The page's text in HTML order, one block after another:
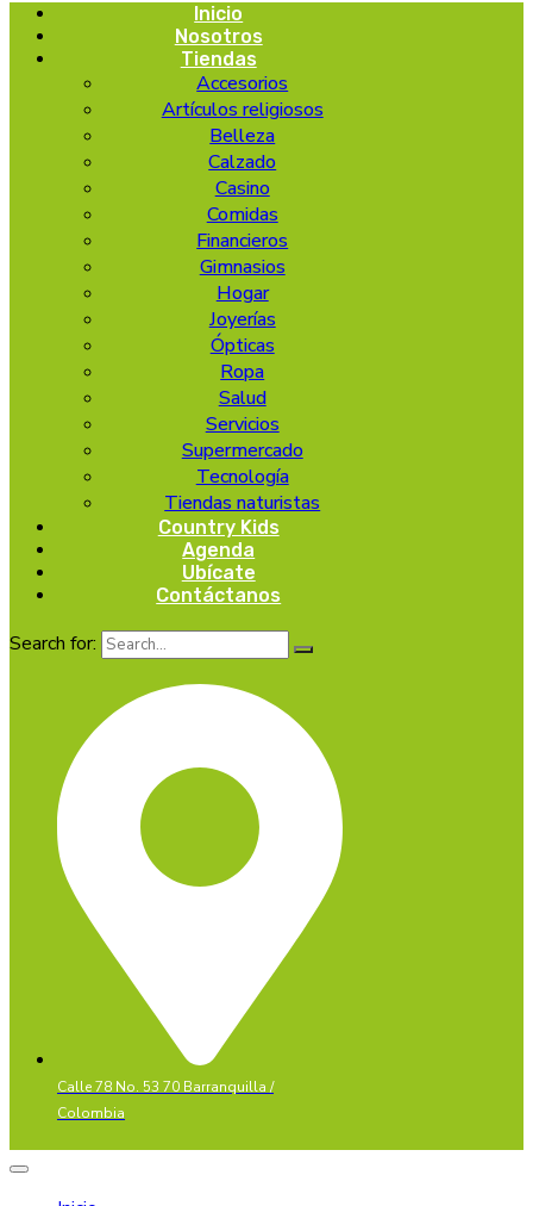
Inicio
Nosotros
Tiendas
Accesorios
Artículos religiosos
Belleza
Calzado
Casino
Comidas
Financieros
Gimnasios
Hogar
Joyerías
Ópticas
Ropa
Salud
Servicios
Supermercado
Tecnología
Tiendas naturistas
Country Kids
Agenda
Ubícate
Contáctanos
Search for:
Calle 78 No. 53 70 Barranquilla /
Colombia